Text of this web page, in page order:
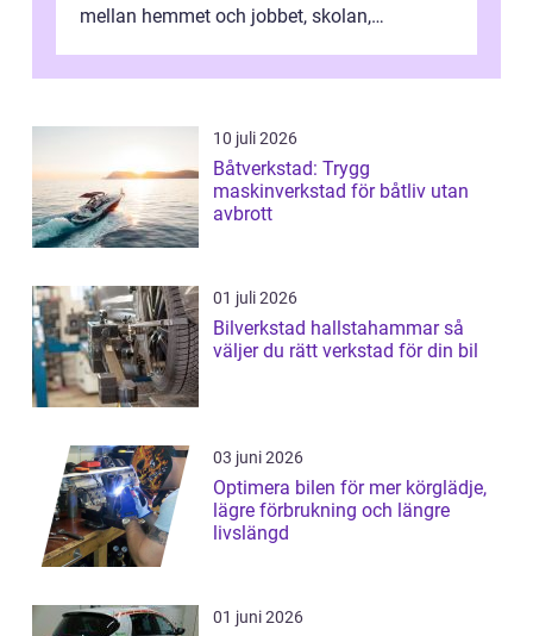
mellan hemmet och jobbet, skolan,
10 juli 2026
Båtverkstad: Trygg
maskinverkstad för båtliv utan
avbrott
01 juli 2026
Bilverkstad hallstahammar så
väljer du rätt verkstad för din bil
03 juni 2026
Optimera bilen för mer körglädje,
lägre förbrukning och längre
livslängd
01 juni 2026